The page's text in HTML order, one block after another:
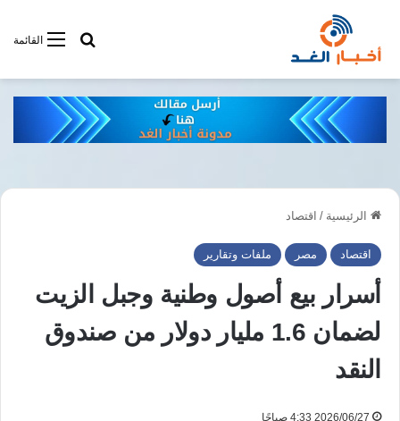
القائمةأبحت فى
الرئيسية / اقتصاد
اقتصاد مصر ملفات وتقارير
أسرار بيع أصول وطنية وجبل الزيت
لضمان 1.6 مليار دولار من صندوق
النقد
2026/06/27 4:33 صباحًا